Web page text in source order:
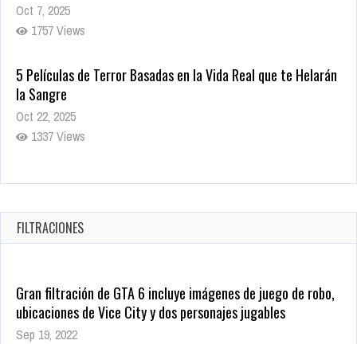
Oct 7, 2025
1757 Views
5 Películas de Terror Basadas en la Vida Real que te Helarán
la Sangre
Oct 22, 2025
1337 Views
Revive el terror: El conjuro 4: Últimos ritos ya está disponible
Oct 20, 2025
1379 Views
FILTRACIONES
Gran filtración de GTA 6 incluye imágenes de juego de robo,
ubicaciones de Vice City y dos personajes jugables
Sep 19, 2022